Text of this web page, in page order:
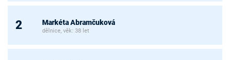
2 Markéta Abramčuková
dělnice, věk: 38 let